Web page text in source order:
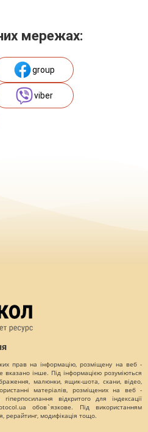
мережах:
group
viber
прав на інформацію, розміщену на веб -
вказано інше. Під інформацією розуміються
малюнки, ящик-шота, скани, відео,
матеріалів, розміщених на веб -
відкритого для індексації
обов`язкове. Під використанням
рерайтинг, модифікація тощо.